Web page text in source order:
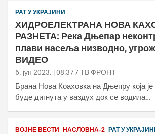
РАТ У УКРАЈИНИ
ХИДРОЕЛЕКТРАНА НОВА
РАЗНЕТА: Река Дњепар
плави насеља низводно,
ВИДЕО
6. јун 2023. | 08:37 ТВ ФРОНТ
Брана Нова Коаховка на Дњепру која
буде дигнута у ваздух док се водила…
ВОЈНЕ ВЕСТИ НАСЛОВНА-2 РАТ У